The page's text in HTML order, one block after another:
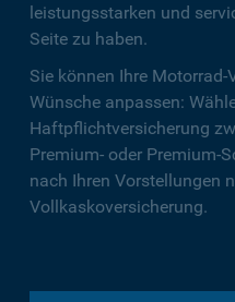
leistungsstarken und
Seite zu haben.
Sie können Ihre
Wünsche anpassen:
Haftpflichtversicherung
Premium- oder Premium-
nach Ihren Vorstellungen
Vollkaskoversicherung.